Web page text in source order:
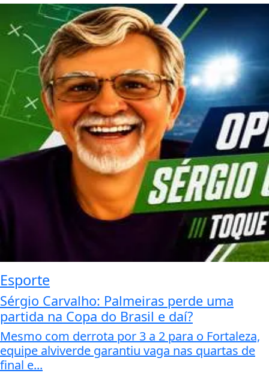
Esporte
Sérgio Carvalho: Palmeiras perde uma
partida na Copa do Brasil e daí?
Mesmo com derrota por 3 a 2 para o Fortaleza,
equipe alviverde garantiu vaga nas quartas de
final e...